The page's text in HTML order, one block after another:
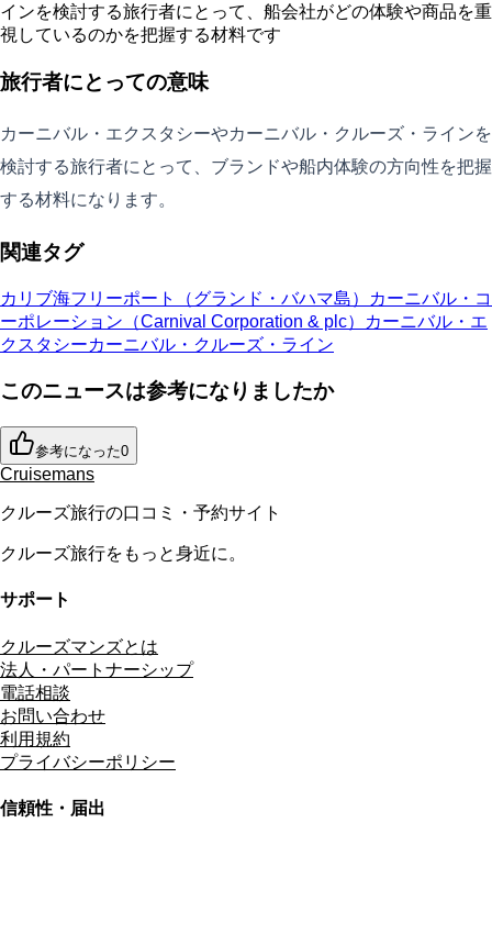
インを検討する旅行者にとって、船会社がどの体験や商品を重
視しているのかを把握する材料です
旅行者にとっての意味
カーニバル・エクスタシーやカーニバル・クルーズ・ラインを
検討する旅行者にとって、ブランドや船内体験の方向性を把握
する材料になります。
関連タグ
カリブ海フリーポート（グランド・バハマ島）
カーニバル・コ
ーポレーション（Carnival Corporation & plc）
カーニバル・エ
クスタシーカーニバル・クルーズ・ライン
このニュースは参考になりましたか
参考になった0
Cruisemans
クルーズ旅行の口コミ・予約サイト
クルーズ旅行をもっと身近に。
サポート
クルーズマンズとは
法人・パートナーシップ
電話相談
お問い合わせ
利用規約
プライバシーポリシー
信頼性・届出